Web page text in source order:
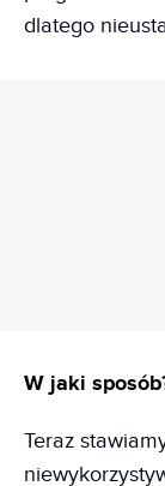
dlatego
W jaki
Teraz